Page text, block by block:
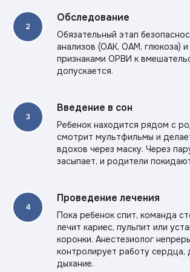
Обследование
Обязательный этап
анализов (ОАК, ОАМ, глюкоза)
признаками ОРВИ к
допускается.
Введение в сон
Ребенок находится рядом с
смотрит мультфильмы и
вдохов через маску. Через
засыпает, и родители
Проведение лечения
Пока ребенок спит, команда
лечит кариес, пульпит или
коронки. Анестезиолог
контролирует работу сердца,
дыхание.